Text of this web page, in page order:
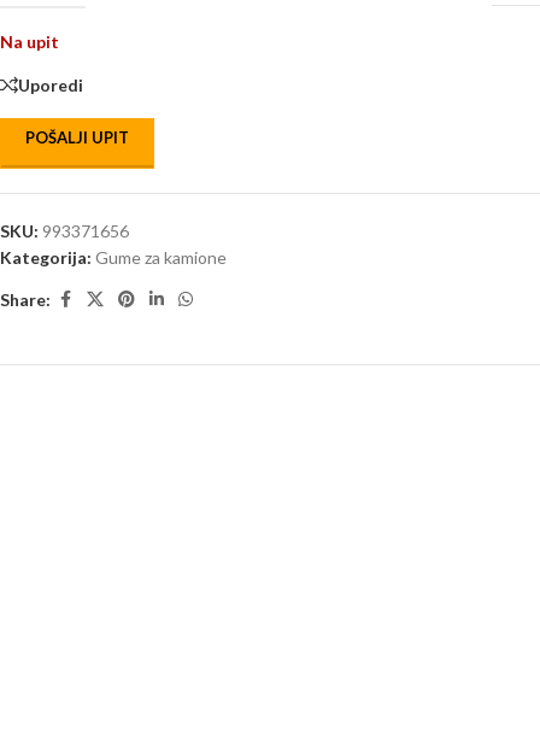
Na upit
Uporedi
POŠALJI UPIT
SKU: 993371656
Kategorija: Gume za kamione
Share: